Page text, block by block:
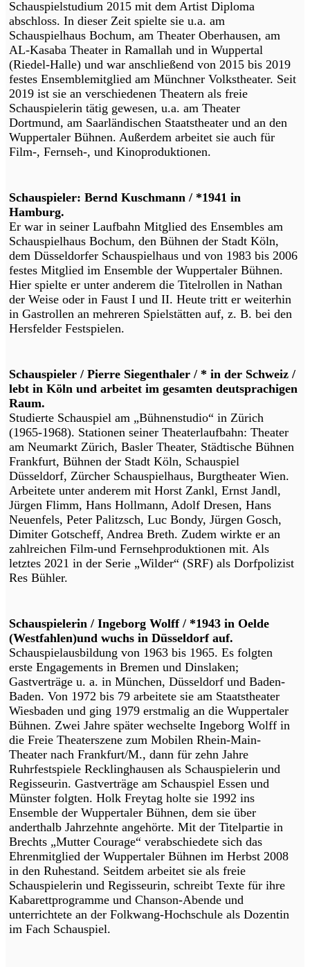
Schauspielstudium 2015 mit dem Artist Diploma
abschloss. In dieser Zeit spielte sie u.a. am
Schauspielhaus Bochum, am Theater Oberhausen, am
AL-Kasaba Theater in Ramallah und in Wuppertal
(Riedel-Halle) und war anschließend von 2015 bis 2019
festes Ensemblemitglied am Münchner Volkstheater. Seit
2019 ist sie an verschiedenen Theatern als freie
Schauspielerin tätig gewesen, u.a. am Theater
Dortmund, am Saarländischen Staatstheater und an den
Wuppertaler Bühnen. Außerdem arbeitet sie auch für
Film-, Fernseh-, und Kinoproduktionen.
Schauspieler: Bernd Kuschmann / *1941 in
Hamburg.
Er war in seiner Laufbahn Mitglied des Ensembles am
Schauspielhaus Bochum, den Bühnen der Stadt Köln,
dem Düsseldorfer Schauspielhaus und von 1983 bis 2006
festes Mitglied im Ensemble der Wuppertaler Bühnen.
Hier spielte er unter anderem die Titelrollen in Nathan
der Weise oder in Faust I und II. Heute tritt er weiterhin
in Gastrollen an mehreren Spielstätten auf, z. B. bei den
Hersfelder Festspielen.
Schauspieler / Pierre Siegenthaler / * in der Schweiz /
lebt in Köln und arbeitet im gesamten deutsprachigen
Raum.
Studierte Schauspiel am „Bühnenstudio“ in Zürich
(1965-1968). Stationen seiner Theaterlaufbahn: Theater
am Neumarkt Zürich, Basler Theater, Städtische Bühnen
Frankfurt, Bühnen der Stadt Köln, Schauspiel
Düsseldorf, Zürcher Schauspielhaus, Burgtheater Wien.
Arbeitete unter anderem mit Horst Zankl, Ernst Jandl,
Jürgen Flimm, Hans Hollmann, Adolf Dresen, Hans
Neuenfels, Peter Palitzsch, Luc Bondy, Jürgen Gosch,
Dimiter Gotscheff, Andrea Breth. Zudem wirkte er an
zahlreichen Film-und Fernsehproduktionen mit. Als
letztes 2021 in der Serie „Wilder“ (SRF) als Dorfpolizist
Res Bühler.
Schauspielerin / Ingeborg Wolff / *1943 in Oelde
(Westfahlen)und wuchs in Düsseldorf auf.
Schauspielausbildung von 1963 bis 1965. Es folgten
erste Engagements in Bremen und Dinslaken;
Gastverträge u. a. in München, Düsseldorf und Baden-
Baden. Von 1972 bis 79 arbeitete sie am Staatstheater
Wiesbaden und ging 1979 erstmalig an die Wuppertaler
Bühnen. Zwei Jahre später wechselte Ingeborg Wolff in
die Freie Theaterszene zum Mobilen Rhein-Main-
Theater nach Frankfurt/M., dann für zehn Jahre
Ruhrfestspiele Recklinghausen als Schauspielerin und
Regisseurin. Gastverträge am Schauspiel Essen und
Münster folgten. Holk Freytag holte sie 1992 ins
Ensemble der Wuppertaler Bühnen, dem sie über
anderthalb Jahrzehnte angehörte. Mit der Titelpartie in
Brechts „Mutter Courage“ verabschiedete sich das
Ehrenmitglied der Wuppertaler Bühnen im Herbst 2008
in den Ruhestand. Seitdem arbeitet sie als freie
Schauspielerin und Regisseurin, schreibt Texte für ihre
Kabarettprogramme und Chanson-Abende und
unterrichtete an der Folkwang-Hochschule als Dozentin
im Fach Schauspiel.